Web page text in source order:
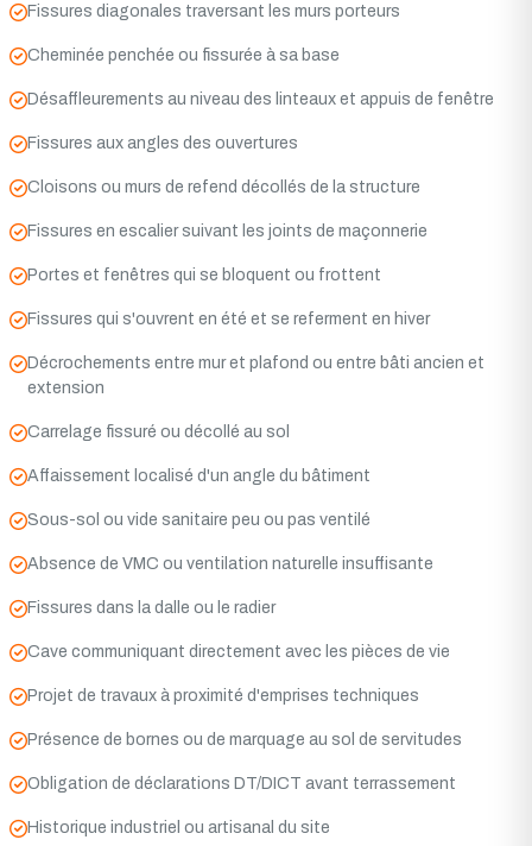
Fissures diagonales traversant les murs porteurs
Cheminée penchée ou fissurée à sa base
Désaffleurements au niveau des linteaux et appuis de fenêtre
Fissures aux angles des ouvertures
Cloisons ou murs de refend décollés de la structure
Fissures en escalier suivant les joints de maçonnerie
Portes et fenêtres qui se bloquent ou frottent
Fissures qui s'ouvrent en été et se referment en hiver
Décrochements entre mur et plafond ou entre bâti ancien et
extension
Carrelage fissuré ou décollé au sol
Affaissement localisé d'un angle du bâtiment
Sous-sol ou vide sanitaire peu ou pas ventilé
Absence de VMC ou ventilation naturelle insuffisante
Fissures dans la dalle ou le radier
Cave communiquant directement avec les pièces de vie
Projet de travaux à proximité d'emprises techniques
Présence de bornes ou de marquage au sol de servitudes
Obligation de déclarations DT/DICT avant terrassement
Historique industriel ou artisanal du site